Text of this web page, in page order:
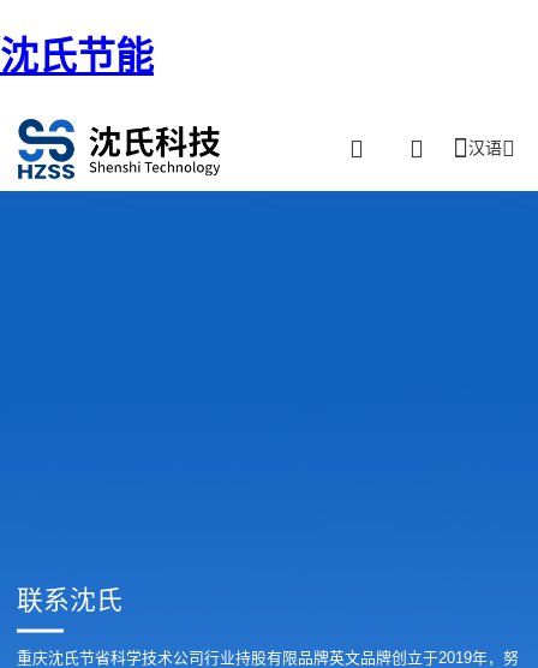
沈氏节能
汉语
联系沈氏
重庆沈氏节省科学技术公司行业持股有限品牌英文品牌创立于2019年，努